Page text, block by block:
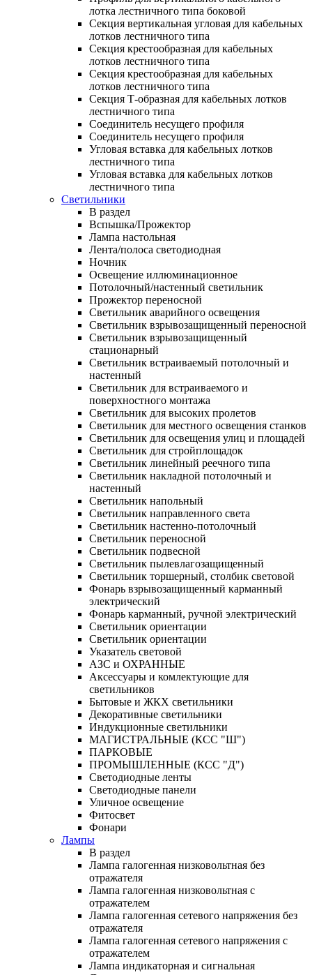
лотка лестничного типа боковой
Секция вертикальная угловая для кабельных
лотков лестничного типа
Секция крестообразная для кабельных
лотков лестничного типа
Секция крестообразная для кабельных
лотков лестничного типа
Секция Т-образная для кабельных лотков
лестничного типа
Соединитель несущего профиля
Соединитель несущего профиля
Угловая вставка для кабельных лотков
лестничного типа
Угловая вставка для кабельных лотков
лестничного типа
Светильники
В раздел
Вспышка/Прожектор
Лампа настольная
Лента/полоса светодиодная
Ночник
Освещение иллюминационное
Потолочный/настенный светильник
Прожектор переносной
Светильник аварийного освещения
Светильник взрывозащищенный переносной
Светильник взрывозащищенный
стационарный
Светильник встраиваемый потолочный и
настенный
Светильник для встраиваемого и
поверхностного монтажа
Светильник для высоких пролетов
Светильник для местного освещения станков
Светильник для освещения улиц и площадей
Светильник для стройплощадок
Светильник линейный реечного типа
Светильник накладной потолочный и
настенный
Светильник напольный
Светильник направленного света
Светильник настенно-потолочный
Светильник переносной
Светильник подвесной
Светильник пылевлагозащищенный
Светильник торшерный, столбик световой
Фонарь взрывозащищенный карманный
электрический
Фонарь карманный, ручной электрический
Светильник ориентации
Светильник ориентации
Указатель световой
АЗС и ОХРАННЫЕ
Аксессуары и комлектующие для
светильников
Бытовые и ЖКХ светильники
Декоративные светильники
Индукционные светильники
МАГИСТРАЛЬНЫЕ (КСС "Ш")
ПАРКОВЫЕ
ПРОМЫШЛЕННЫЕ (КСС "Д")
Светодиодные ленты
Светодиодные панели
Уличное освещение
Фитосвет
Фонари
Лампы
В раздел
Лампа галогенная низковольтная без
отражателя
Лампа галогенная низковольтная с
отражателем
Лампа галогенная сетевого напряжения без
отражателя
Лампа галогенная сетевого напряжения с
отражателем
Лампа индикаторная и сигнальная